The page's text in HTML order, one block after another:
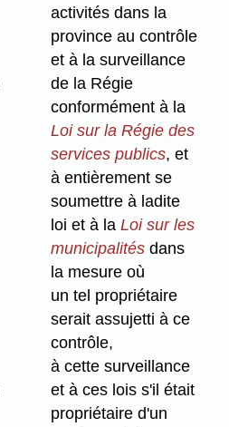
activités dans la
province au contrôle
et à la surveillance
de la Régie
conformément à la
Loi sur la Régie des
services publics, et
à entièrement se
soumettre à ladite
loi et à laLoi sur les
municipalités dans
la mesure où
un tel propriétaire
serait assujetti à ce
contrôle,
à cette surveillance
et à ces lois s'il était
propriétaire d'un